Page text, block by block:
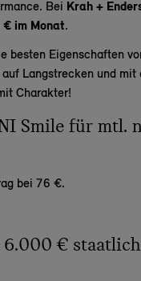
Bei Krah +
€ im Monat.
besten Eigenschaften
Langstrecken und
Charakter!
Smile für mtl.
bei 76 €.
€